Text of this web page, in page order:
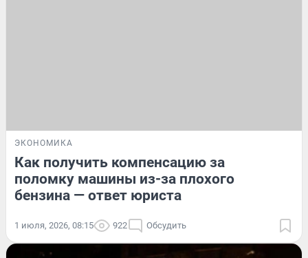
ЭКОНОМИКА
Как получить компенсацию за
поломку машины из-за плохого
бензина — ответ юриста
1 июля, 2026, 08:15 922 Обсудить